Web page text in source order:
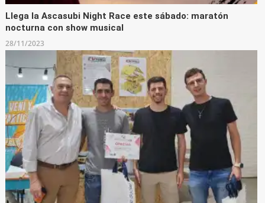
Llega la Ascasubi Night Race este sábado: maratón
nocturna con show musical
28/11/2023